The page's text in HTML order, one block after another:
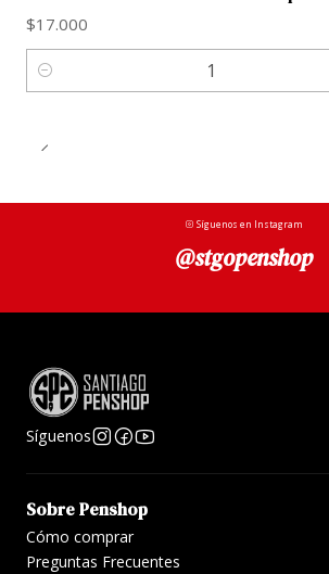
$17.000
Cantidad
Síguenos en Instagram
@stgopenshop
Síguenos
Sobre Penshop
Cómo comprar
Preguntas Frecuentes